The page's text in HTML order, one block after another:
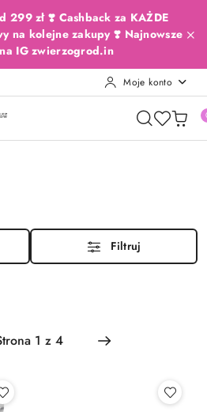
299 zł ❣️ Cashback za KAŻDE
na kolejne zakupy ❣️ Najnowsze
IG zwierzogrod.in
Moje konto
Filtruj